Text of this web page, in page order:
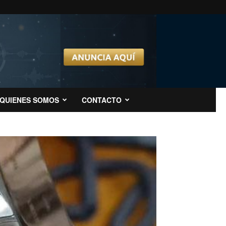
QUIENES SOMOS CONTACTO